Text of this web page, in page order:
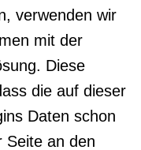
verwenden wir
mit der
Diese
die auf dieser
Daten schon
Seite an den